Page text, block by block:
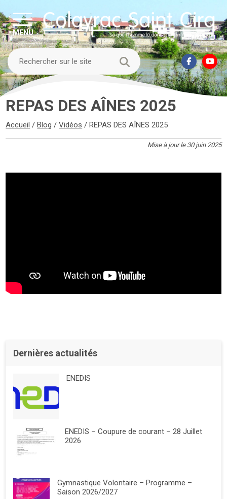
MENU
REPAS DES AÎNES 2025
Accueil /Blog /Vidéos /REPAS DES AÎNES 2025
Mise à jour le 30 juin 2025
Dernières actualités
ENEDIS
ENEDIS – Coupure de courant – 28 Juillet
2026
Gymnastique Volontaire – Programme –
Saison 2026/2027